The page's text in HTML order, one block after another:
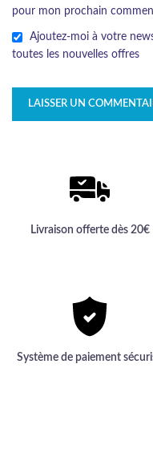
pour mon prochain
Ajoutez-moi à votre
toutes les nouvelles offres
Livraison offerte dès 20€
Système de paiement